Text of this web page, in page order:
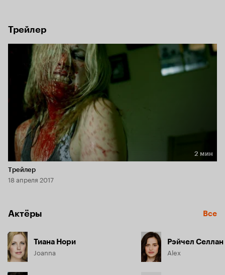
никак не отпускает Джоанну, заставляя её задуматься о
своём психическом состоянии.
Трейлер
Длительность 2 мин
2 мин
Трейлер
18 апреля 2017
Актёры Все
Тиана Нори
Joanna
Рэйчел Селлан
Alex